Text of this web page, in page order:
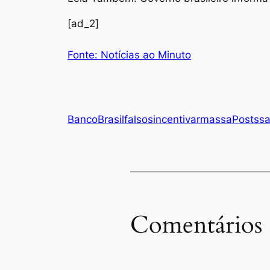
[ad_2]
Fonte: Notícias ao Minuto
BancoBrasilfalsosincentivarmassaPosts
Comentários